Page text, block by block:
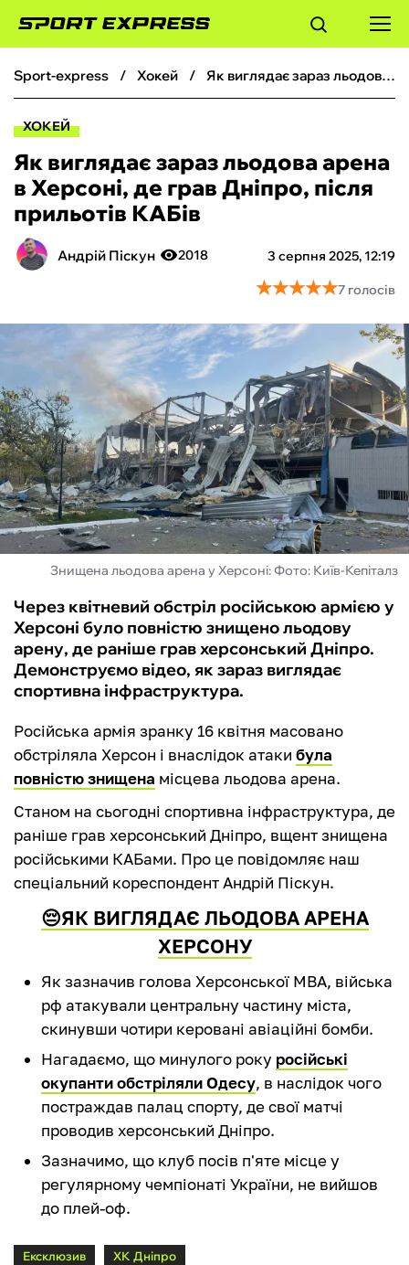
ФУТБОЛ
БОКС
ХОКЕЙ
КІБЕРСПОРТ
ЧС-2026
ФУТЗАЛ
ІНШІ
БУКМЕКЕРИ
sport-express хокей Як виглядає зараз льодова арена в Херсоні, де грав Дніпро, після прильотів КАБів
ХОКЕЙ
Як виглядає зараз льодова арена
в Херсоні, де грав Дніпро, після
прильотів КАБів
Андрій Піскун 3 серпня 2025, 12:19
2018
★★★★★
★★★★★7 голосів
Знищена льодова арена у Херсоні: Фото: Київ-Кепіталз
Через квітневий обстріл російською армією у
Херсоні було повністю знищено льодову
арену, де раніше грав херсонський Дніпро.
Демонструємо відео, як зараз виглядає
спортивна інфраструктура.
Російська армія зранку 16 квітня масовано
обстріляла Херсон і внаслідок атаки була
повністю знищена місцева льодова арена.
Станом на сьогодні спортивна інфраструктура, де
раніше грав херсонський Дніпро, вщент знищена
російськими КАБами. Про це повідомляє наш
спеціальний кореспондент Андрій Піскун.
😔ЯК ВИГЛЯДАЄ ЛЬОДОВА АРЕНА
ХЕРСОНУ
Як зазначив голова Херсонської МВА, війська
рф атакували центральну частину міста,
скинувши чотири керовані авіаційні бомби.
Нагадаємо, що минулого року російські
окупанти обстріляли Одесу, в наслідок чого
постраждав палац спорту, де свої матчі
проводив херсонський Дніпро.
Зазначимо, що клуб посів п'яте місце у
регулярному чемпіонаті України, не вийшов
до плей-оф.
Ексклюзив ХК Дніпро